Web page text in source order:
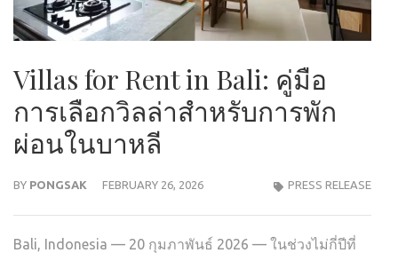
Villas for Rent in Bali: คู่มือ
การเลือกวิลล่าสำหรับการพัก
ผ่อนในบาหลี
BY PONGSAK FEBRUARY 26, 2026 PRESS RELEASE
Bali, Indonesia — 20 กุมภาพันธ์ 2026 — ในช่วงไม่กี่ปีที่